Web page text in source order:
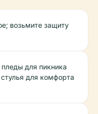
возьмите защиту
для пикника
для комфорта